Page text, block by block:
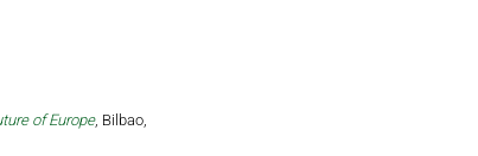
of Europe, Bilbao,